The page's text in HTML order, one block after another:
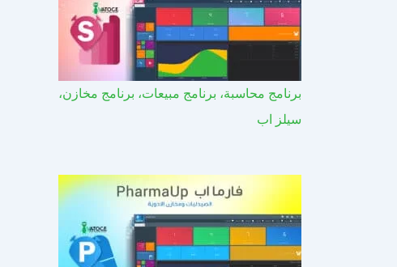
برنامج محاسبة، برنامج مبيعات، برنامج مخازن،
سيلز اب